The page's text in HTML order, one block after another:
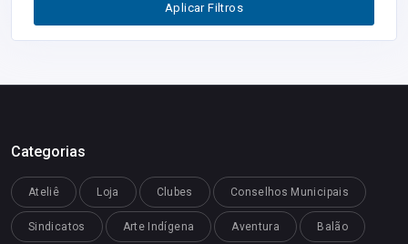
Aplicar Filtros
Categorias
Ateliê Loja Clubes Conselhos Municipais
Sindicatos Arte Indígena Aventura Balão